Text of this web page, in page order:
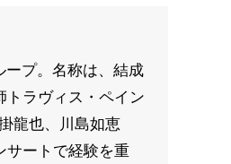
プ。名称は、結成
トラヴィス・ペイン
龍也、川島如恵
サートで経験を重